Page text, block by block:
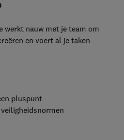
werkt nauw met je team om
en voert al je taken
pluspunt